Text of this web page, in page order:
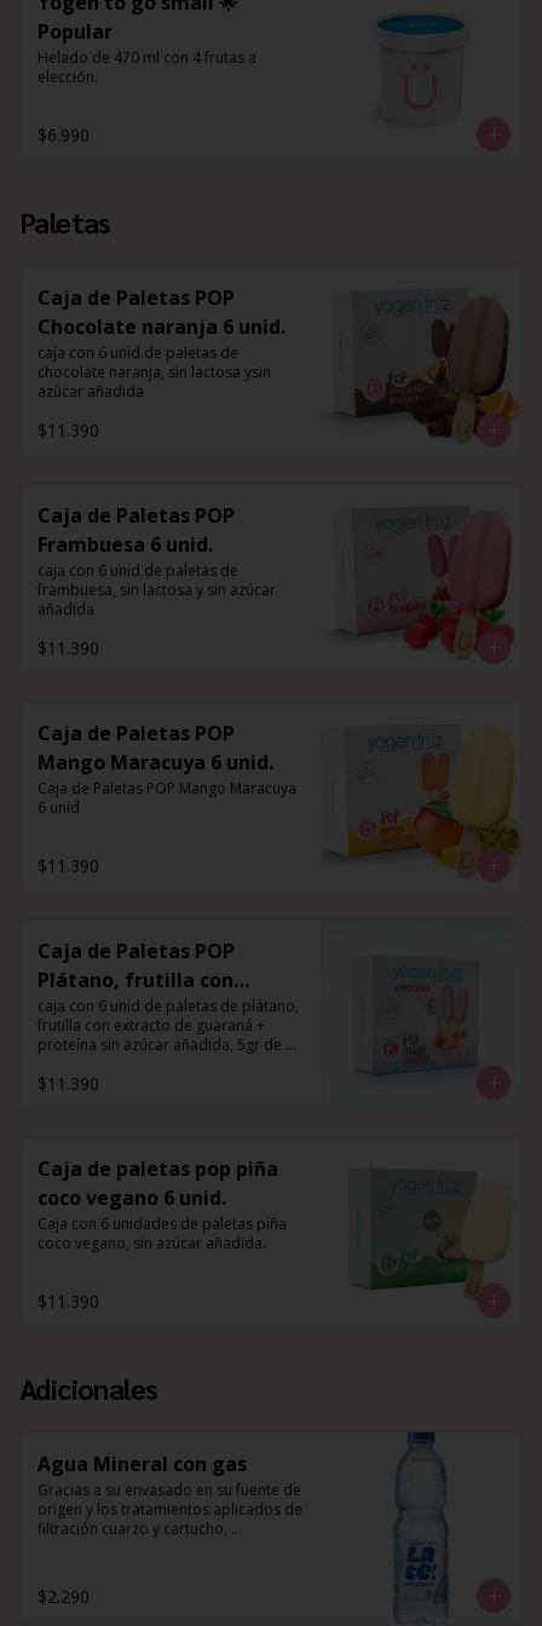
Popular
Helado de 470 ml con 4 frutas a
elección.
$6.990
Paletas
Caja de Paletas POP
Chocolate naranja 6 unid.
caja con 6 unid.de paletas de
chocolate naranja, sin lactosa ysin
azúcar añadida
$11.390
Caja de Paletas POP
Frambuesa 6 unid.
caja con 6 unid.de paletas de
frambuesa, sin lactosa y sin azúcar
añadida
$11.390
Caja de Paletas POP
Mango Maracuya 6 unid.
Caja de Paletas POP Mango Maracuya
6 unid
$11.390
Caja de Paletas POP
Plátano, frutilla con
extracto de guaraná +
proteína 6 unid.
caja con 6 unid.de paletas de plátano,
frutilla con extracto de guaraná +
proteína sin azúcar añadida, 5gr de
$11.390
Caja de paletas pop piña
coco vegano 6 unid.
Caja con 6 unidades de paletas piña
coco vegano, sin azúcar añadida.
$11.390
Adicionales
Agua Mineral con gas
Gracias a su envasado en su fuente de
origen y los tratamientos aplicados de
filtración cuarzo y cartucho,
mineral natural de Potasio, Magnesio y
Calcio, es que esta agua es perfecta
$2.290